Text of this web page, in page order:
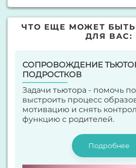
ЧТО ЕЩЕ МОЖЕТ
ДЛЯ ВАС:
СОПРОВОЖДЕНИЕ
ПОДРОСТКОВ
Задачи тьютора - помочь
выстроить процесс
мотивацию и снять
функцию с родителей.
Подробнее